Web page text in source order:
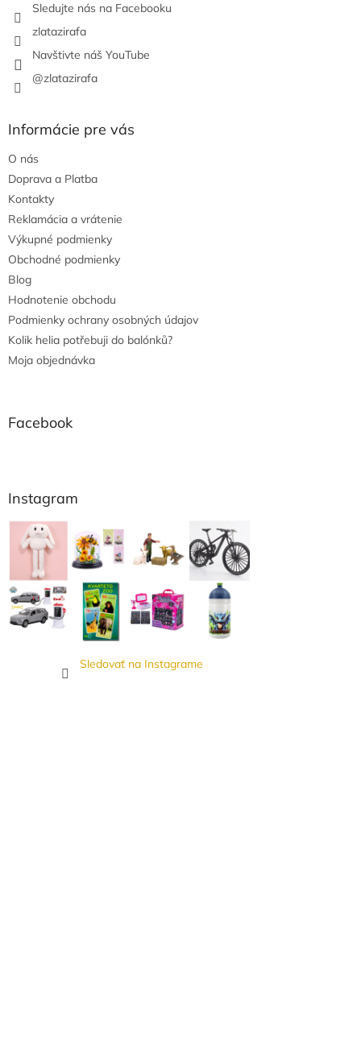
Sledujte nás na Facebooku
zlatazirafa
Navštivte náš YouTube
@zlatazirafa
Informácie pre vás
O nás
Doprava a Platba
Kontakty
Reklamácia a vrátenie
Výkupné podmienky
Obchodné podmienky
Blog
Hodnotenie obchodu
Podmienky ochrany osobných údajov
Kolik helia potřebuji do balónků?
Moja objednávka
Facebook
Instagram
Sledovať na Instagrame